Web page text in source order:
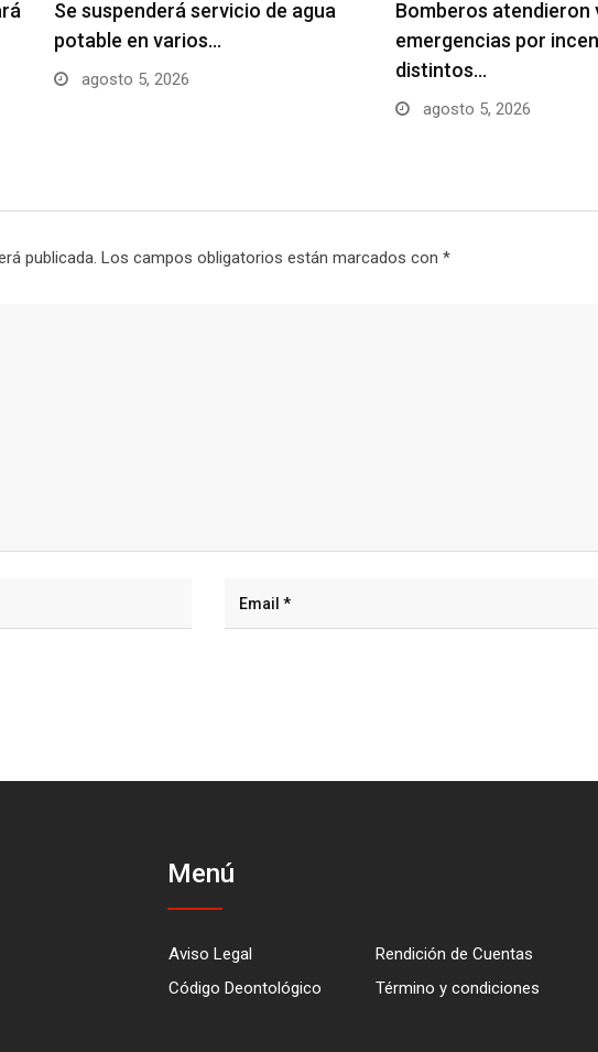
Se suspenderá servicio de agua
potable en varios…
agosto 5, 2026
Bomberos atendieron
emergencias por
distintos…
agosto 5, 2026
publicada. Los campos obligatorios están marcados con *
Menú
Aviso Legal
Rendición de Cuentas
Código Deontológico
Término y condiciones